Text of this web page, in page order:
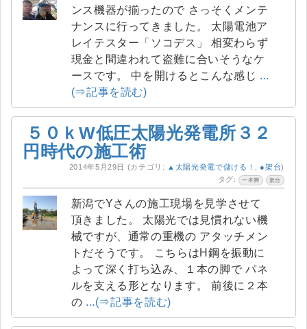
ンス機器が揃ったので さっそくメンテ
ナンスに行ってきました。 太陽電池ア
レイテスター「ソコデス」 相変わらず
現金と間違われて盗難に合いそうなケ
ースです。 中を開けるとこんな感じ ...
(⇒記事を読む)
５０ｋW低圧太陽光発電所３２
円時代の施工術
2014年5月29日 (カテゴリ: ▲太陽光発電で儲ける！ ●架台)
タグ:
一本脚 架台
新潟でYさんの施工現場を見学させて
頂きました。 太陽光では見慣れない機
械ですが、通常の重機の アタッチメン
トだそうです。 こちらはH鋼を振動に
よって深く打ち込み、１本の脚で パネ
ルを支える形となります。 前後に２本
の ...(⇒記事を読む)